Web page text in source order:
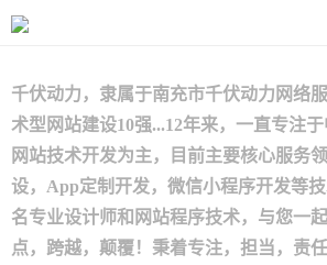
千伏动力，隶属于南充市千伏动力网络
术型网站建设10强...12年来，一直专注
网站技术开发为主，目前主要核心服务
设，App定制开发，微信小程序开发等
名专业设计师和网站程序技术，与您一
点，跨越，颠覆！秉着专注，担当，责